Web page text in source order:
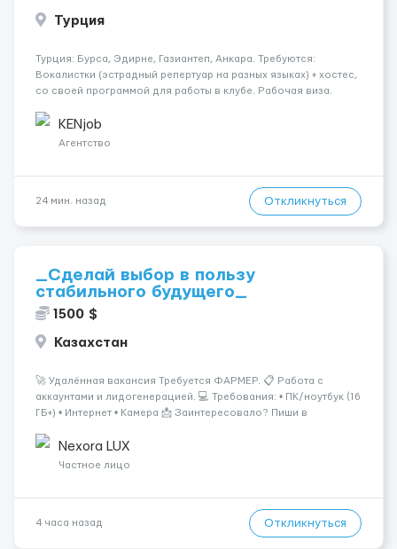
Турция
Турция: Бурса, Эдирне, Газиантеп, Анкара. Требуются:
Вокалистки (эстрадный репертуар на разных языках) + хостеc,
со своей программой для работы в клубе. Рабочая виза.
одного до трех месяцев. Мед. страховка. Высокая зарплат...
KENjob
Агентство
24 мин. назад Откликнуться
_Сделай выбор в пользу
стабильного будущего_
1500 $
Казахстан
🚀 Удалённая вакансия Требуется ФАРМЕР. 📋 Работа с
аккаунтами и лидогенерацией. 💻 Требования: • ПК/ноутбук (16
ГБ+) • Интернет • Камера 📩 Заинтересовало? Пиши в
Nexora LUX
Частное лицо
4 часа назад Откликнуться